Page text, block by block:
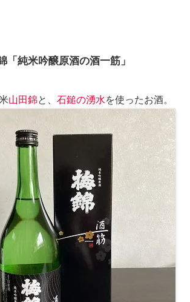
「純米吟醸原酒の酒一筋」
山田錦と、 石鎚の湧水を使ったお酒。